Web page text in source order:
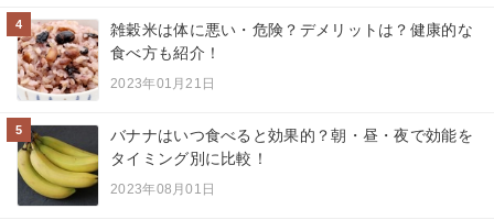
4
雑穀米は体に悪い・危険？デメリットは？健康的な
食べ方も紹介！
2023年01月21日
5
バナナはいつ食べると効果的？朝・昼・夜で効能を
タイミング別に比較！
2023年08月01日